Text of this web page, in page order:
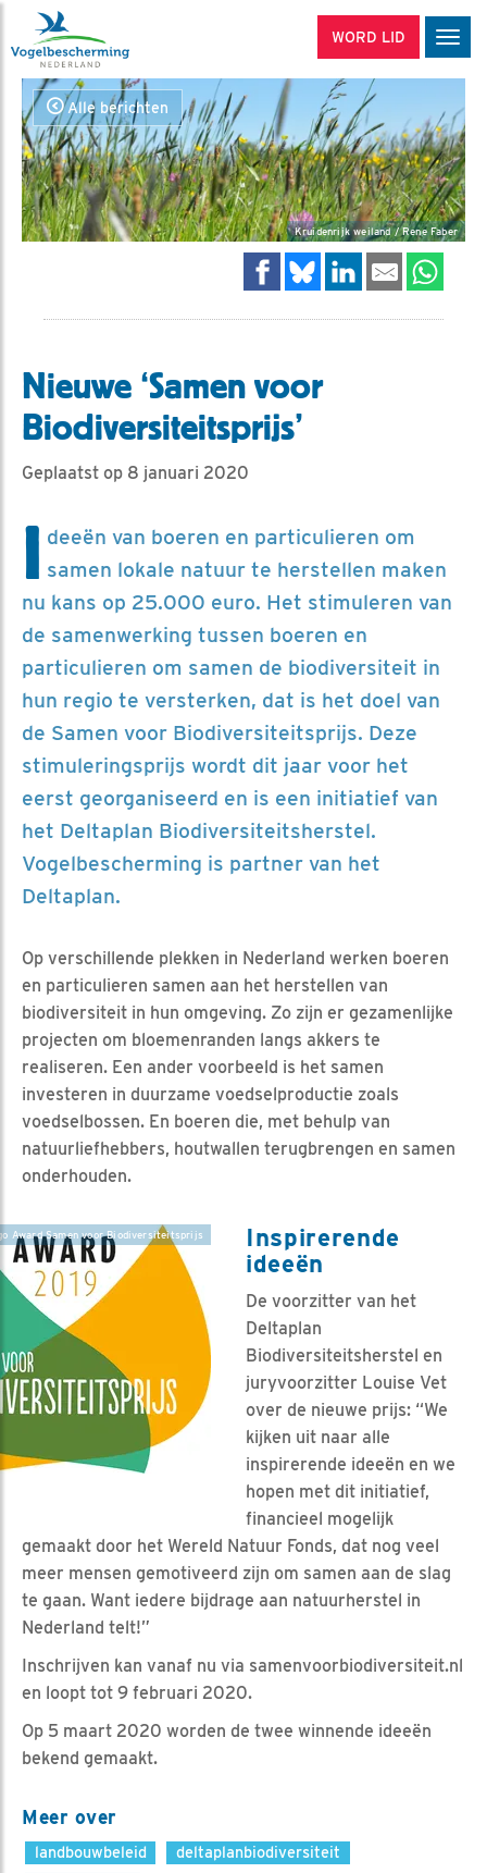
WORD LID
Alle berichten
Kruidenrijk weiland / Rene Faber
Nieuwe ‘Samen voor
Biodiversiteitsprijs’
Geplaatst op 8 januari 2020
I deeën van boeren en particulieren om
samen lokale natuur te herstellen maken
nu kans op 25.000 euro. Het stimuleren van
de samenwerking tussen boeren en
particulieren om samen de biodiversiteit in
hun regio te versterken, dat is het doel van
de Samen voor Biodiversiteitsprijs. Deze
stimuleringsprijs wordt dit jaar voor het
eerst georganiseerd en is een initiatief van
het Deltaplan Biodiversiteitsherstel.
Vogelbescherming is partner van het
Deltaplan.
Op verschillende plekken in Nederland werken boeren
en particulieren samen aan het herstellen van
biodiversiteit in hun omgeving. Zo zijn er gezamenlijke
projecten om bloemenranden langs akkers te
realiseren. Een ander voorbeeld is het samen
investeren in duurzame voedselproductie zoals
voedselbossen. En boeren die, met behulp van
natuurliefhebbers, houtwallen terugbrengen en samen
onderhouden.
Award Samen voor Biodiversiteitsprijs
Inspirerende
ideeën
De voorzitter van het
Deltaplan
Biodiversiteitsherstel en
juryvoorzitter Louise Vet
over de nieuwe prijs: “We
kijken uit naar alle
inspirerende ideeën en we
hopen met dit initiatief,
financieel mogelijk
gemaakt door het Wereld Natuur Fonds, dat nog veel
meer mensen gemotiveerd zijn om samen aan de slag
te gaan. Want iedere bijdrage aan natuurherstel in
Nederland telt!”
Inschrijven kan vanaf nu via samenvoorbiodiversiteit.nl
en loopt tot 9 februari 2020.
Op 5 maart 2020 worden de twee winnende ideeën
bekend gemaakt.
Meer over
landbouwbeleid
deltaplanbiodiversiteit